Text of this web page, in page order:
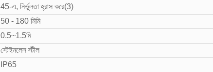
45-এ, নির্ভুলতা হ্রাস করে(3)
50 - 180 মিমি
0.5~1.5মি
স্টেইনলেস স্টীল
IP65